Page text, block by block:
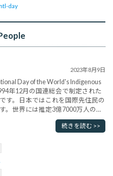
day
2023年8月9日
Day of the World's Indigenous
年12月の国連総会で制定された
す。日本ではこれを国際先住民の
。世界には推定3億7000万人の先
ヵ国に住んでいます。先住民は人
教育・健康・経済・社会開発など
続きを読む >>